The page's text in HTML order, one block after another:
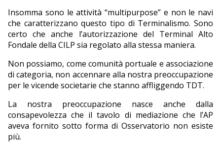
Insomma sono le attività “multipurpose” e non le navi
che caratterizzano questo tipo di Terminalismo. Sono
certo che anche l’autorizzazione del Terminal Alto
Fondale della CILP sia regolato alla stessa maniera.
Non possiamo, come comunità portuale e associazione
di categoria, non accennare alla nostra preoccupazione
per le vicende societarie che stanno affliggendo TDT.
La nostra preoccupazione nasce anche dalla
consapevolezza che il tavolo di mediazione che l’AP
aveva fornito sotto forma di Osservatorio non esiste
più.